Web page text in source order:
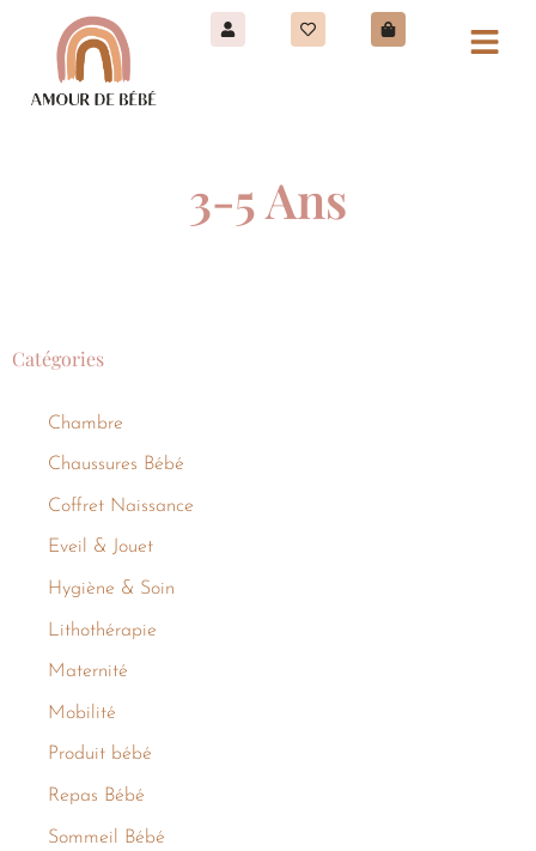
3-5 Ans
Catégories
Chambre
Chaussures Bébé
Coffret Naissance
Eveil & Jouet
Hygiène & Soin
Lithothérapie
Maternité
Mobilité
Produit bébé
Repas Bébé
Sommeil Bébé